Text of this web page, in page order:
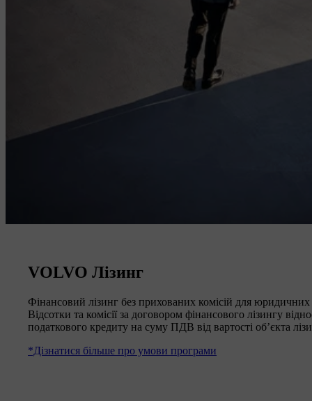
VOLVO Лізинг
Фінансовий лізинг без прихованих комісій для
Відсотки та комісії за договором фінансового лізингу
податкового кредиту на суму ПДВ від вартості об’єкта
*Дізнатися більше про умови програми